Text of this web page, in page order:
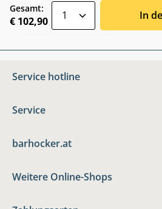
Gesamt:
€ 102,90 In
Service hotline
Service
barhocker.at
Weitere Online-Shops